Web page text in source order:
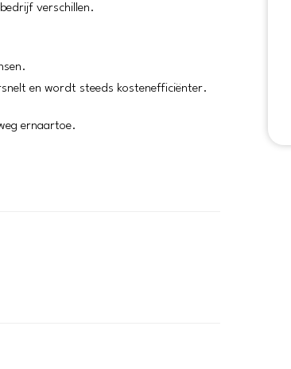
verschillen.
en wordt steeds kostenefficiënter.
ernaartoe.